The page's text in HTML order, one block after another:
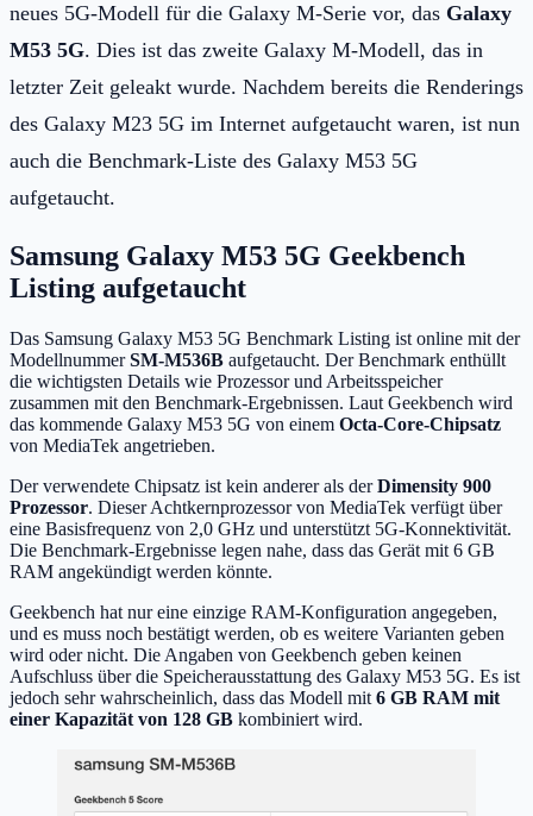
neues 5G-Modell für die Galaxy M-Serie vor, das Galaxy
M53 5G. Dies ist das zweite Galaxy M-Modell, das in
letzter Zeit geleakt wurde. Nachdem bereits die Renderings
des Galaxy M23 5G im Internet aufgetaucht waren, ist nun
auch die Benchmark-Liste des Galaxy M53 5G
aufgetaucht.
Samsung Galaxy M53 5G Geekbench
Listing aufgetaucht
Das Samsung Galaxy M53 5G Benchmark Listing ist online mit der
ModellnummerSM-M536B aufgetaucht. Der Benchmark enthüllt
die wichtigsten Details wie Prozessor und Arbeitsspeicher
zusammen mit den Benchmark-Ergebnissen. Laut Geekbench wird
das kommende Galaxy M53 5G von einem Octa-Core-Chipsatz
von MediaTek angetrieben.
Der verwendete Chipsatz ist kein anderer als derDimensity 900
Prozessor. Dieser Achtkernprozessor von MediaTek verfügt über
eine Basisfrequenz von 2,0 GHz und unterstützt 5G-Konnektivität.
Die Benchmark-Ergebnisse legen nahe, dass das Gerät mit 6 GB
RAM angekündigt werden könnte.
Geekbench hat nur eine einzige RAM-Konfiguration angegeben,
und es muss noch bestätigt werden, ob es weitere Varianten geben
wird oder nicht. Die Angaben von Geekbench geben keinen
Aufschluss über die Speicherausstattung des Galaxy M53 5G. Es ist
jedoch sehr wahrscheinlich, dass das Modell mit 6 GB RAM mit
einer Kapazität von 128 GB kombiniert wird.